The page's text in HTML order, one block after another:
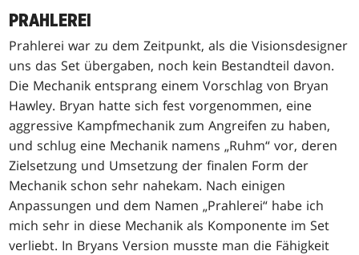
PRAHLEREI
Prahlerei war zu dem Zeitpunkt, als die Visionsdesigner
uns das Set übergaben, noch kein Bestandteil davon.
Die Mechanik entsprang einem Vorschlag von Bryan
Hawley. Bryan hatte sich fest vorgenommen, eine
aggressive Kampfmechanik zum Angreifen zu haben,
und schlug eine Mechanik namens „Ruhm“ vor, deren
Zielsetzung und Umsetzung der finalen Form der
Mechanik schon sehr nahekam. Nach einigen
Anpassungen und dem Namen „Prahlerei“ habe ich
mich sehr in diese Mechanik als Komponente im Set
verliebt. In Bryans Version musste man die Fähigkeit